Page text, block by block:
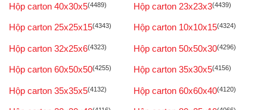
Hộp carton 40x30x5(4489) Hộp carton 23x23x3(4439)
Hộp carton 25x25x15(4343) Hộp carton 10x10x15(4324)
Hộp carton 32x25x6(4323) Hộp carton 50x50x30(4296)
Hộp carton 60x50x50(4255) Hộp carton 35x30x5(4156)
Hộp carton 35x35x5(4132) Hộp carton 60x60x40(4120)